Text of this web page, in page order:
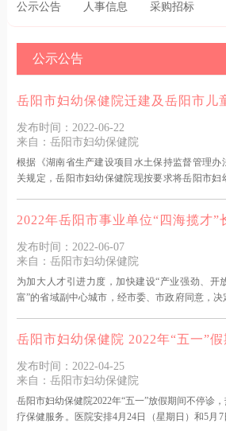
公示公告 人事信息 采购招标
公示公告
发布时间：2022-06-22
来自：岳阳市妇幼保健院
根据《湖南省生产建设项目水土保持监督管理办
关规定，岳阳市妇幼保健院现按要求将岳阳市妇
监测单位∶湖南东昱工程咨询有限公司 联系
发布时间：2022-06-07
来自：岳阳市妇幼保健院
为加大人才引进力度，加快建设“产业强劲、开
富”的省域副中心城市，经市委、市政府同意，决
优、考试与考核相结合的招聘原则。二、招聘岗
聘各类事业单位人才826名（市直事业单位307名，
岳阳市妇幼保健院 2022年“五一”
发布时间：2022-04-25
来自：岳阳市妇幼保健院
岳阳市妇幼保健院2022年“五一”放假期间不停诊
疗保健服务。医院安排4月24日（星期日）和5月